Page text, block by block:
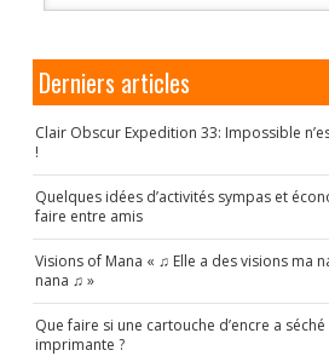
Derniers articles
Clair Obscur Expedition 33: Impossible
!
Quelques idées d’activités sympas et
faire entre amis
Visions of Mana « ♫ Elle a des visions ma
nana ♫ »
Que faire si une cartouche d’encre a
imprimante ?